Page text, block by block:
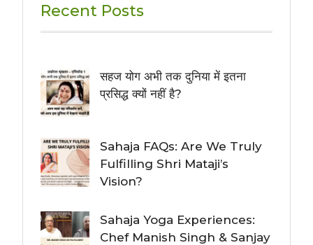
Recent Posts
सहज योग अभी तक दुनिया में इतना
प्रसिद्ध क्यों नहीं है?
Sahaja FAQs: Are We Truly
Fulfilling Shri Mataji’s
Vision?
Sahaja Yoga Experiences:
Chef Manish Singh & Sanjay